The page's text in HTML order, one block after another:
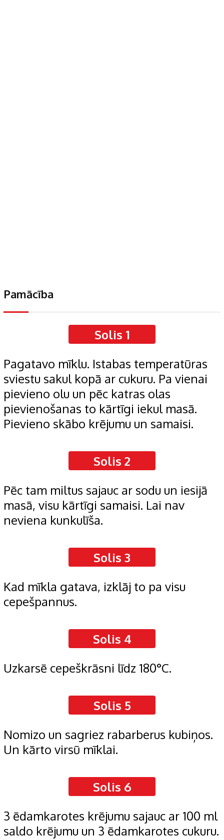
Pamācība
Solis 1
Pagatavo mīklu. Istabas temperatūras
sviestu sakul kopā ar cukuru. Pa vienai
pievieno olu un pēc katras olas
pievienošanas to kārtīgi iekul masā.
Pievieno skābo krējumu un samaisi.
Solis 2
Pēc tam miltus sajauc ar sodu un iesijā
masā, visu kārtīgi samaisi. Lai nav
neviena kunkulīša.
Solis 3
Kad mīkla gatava, izklāj to pa visu
cepešpannus.
Solis 4
Uzkarsē cepeškrāsni līdz 180°C.
Solis 5
Nomizo un sagriez rabarberus kubiņos.
Un kārto virsū mīklai.
Solis 6
3 ēdamkarotes krējumu sajauc ar 100 ml
saldo krējumu un 3 ēdamkarotes cukuru.